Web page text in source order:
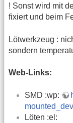
! Sonst wird mit
fixiert und beim
Lötwerkzeug :
sondern
Web-Links:
SMD :wp:
Löten :el: